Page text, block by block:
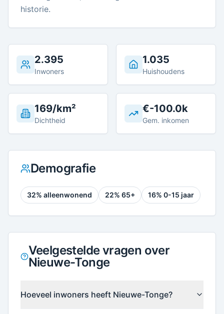
historie.
2.395
Inwoners
1.035
Huishoudens
169/km²
Dichtheid
€-100.0k
Gem. inkomen
Demografie
32% alleenwonend 22% 65+ 16% 0-15 jaar
Veelgestelde vragen over
Nieuwe-Tonge
Hoeveel inwoners heeft Nieuwe-Tonge?